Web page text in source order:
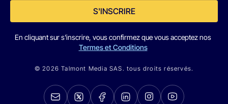
S'INSCRIRE
En cliquant sur s'inscrire, vous confirmez que vous acceptez nos
Termes et Conditions
© 2026 Talmont Media SAS. tous droits réservés.